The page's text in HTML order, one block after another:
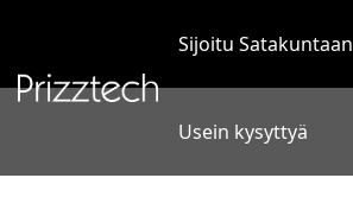
Sijoitu Satakuntaan
Usein kysyttyä